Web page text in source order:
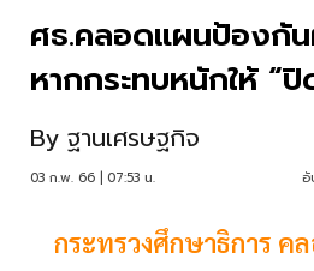
ศธ.คลอดแผนป้องกั
หากกระทบหนักให้ “ปิ
By ฐานเศรษฐกิจ
03 ก.พ. 66 | 07:53 น. อั
กระทรวงศึกษาธิการ ค